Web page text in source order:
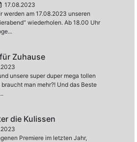
17.08.2023
werden am 17.08.2023 unseren
wiederholen. Ab 18.00 Uhr
Zuhause
unsere super duper mega tollen
man mehr?! Und das Beste
die Kulissen
Premiere im letzten Jahr,